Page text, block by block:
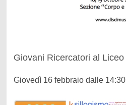
Giovani Ricercatori al
Giovedì 16 febbraio dalle 14:30